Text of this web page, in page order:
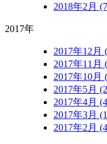
2018年2月
2017年
2017年12月
2017年11月
2017年10月
2017年5月
2017年4月
2017年3月
2017年2月